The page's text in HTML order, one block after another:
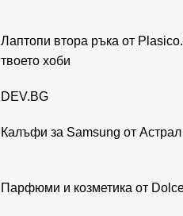
Лаптопи втора ръка от
твоето хоби
DEV.BG
Калъфи за Samsung от
Парфюми и козметика от